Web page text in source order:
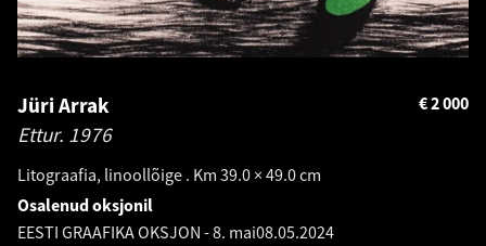
Jüri Arrak
Ettur. 1976
Litograafia, linoollõige . Km 39.0 × 49.0 cm
2 000
€
Osalenud oksjonil
EESTI GRAAFIKA OKSJON - 8. mai08.05.2024